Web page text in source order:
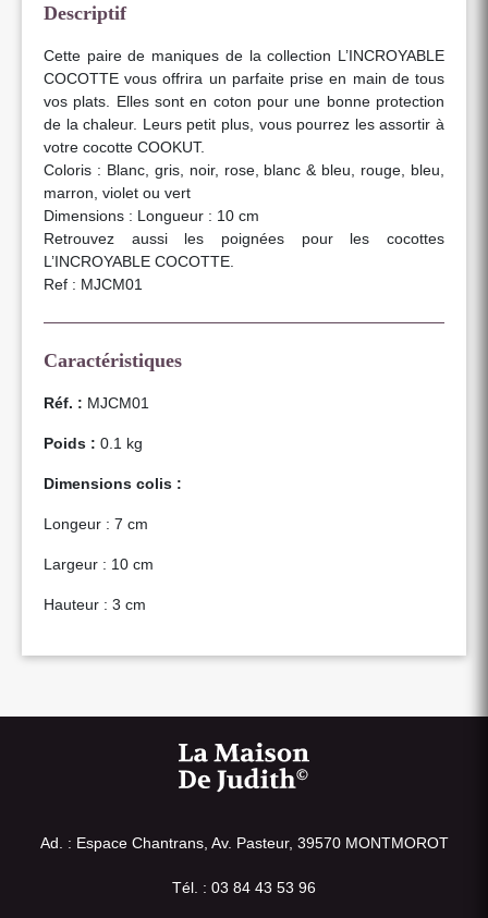
Descriptif
Cette paire de maniques de la collection L’INCROYABLE
COCOTTE vous offrira un parfaite prise en main de tous
vos plats. Elles sont en coton pour une bonne protection
de la chaleur. Leurs petit plus, vous pourrez les assortir à
votre cocotte COOKUT.
Coloris : Blanc, gris, noir, rose, blanc & bleu, rouge, bleu,
marron, violet ou vert
Dimensions : Longueur : 10 cm
Retrouvez aussi les poignées pour les cocottes
L’INCROYABLE COCOTTE.
Ref : MJCM01
Caractéristiques
Réf. : MJCM01
Poids : 0.1 kg
Dimensions colis :
Longeur : 7 cm
Largeur : 10 cm
Hauteur : 3 cm
Ad. : Espace Chantrans, Av. Pasteur, 39570 MONTMOROT
Tél. : 03 84 43 53 96